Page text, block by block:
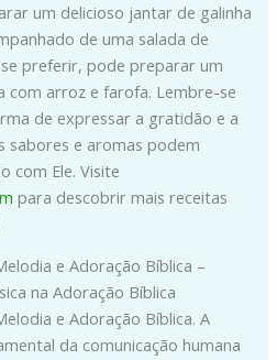
um delicioso jantar de galinha
de uma salada de
preferir, pode preparar um
com arroz e farofa. Lembre-se
de expressar a gratidão e a
sabores e aromas podem
com Ele. Visite
para descobrir mais receitas
e Adoração Bíblica –
na Adoração Bíblica
e Adoração Bíblica. A
da comunicação humana